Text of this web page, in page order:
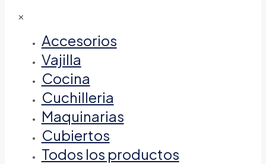
✕
Accesorios
Vajilla
Cocina
Cuchilleria
Maquinarias
Cubiertos
Todos los productos